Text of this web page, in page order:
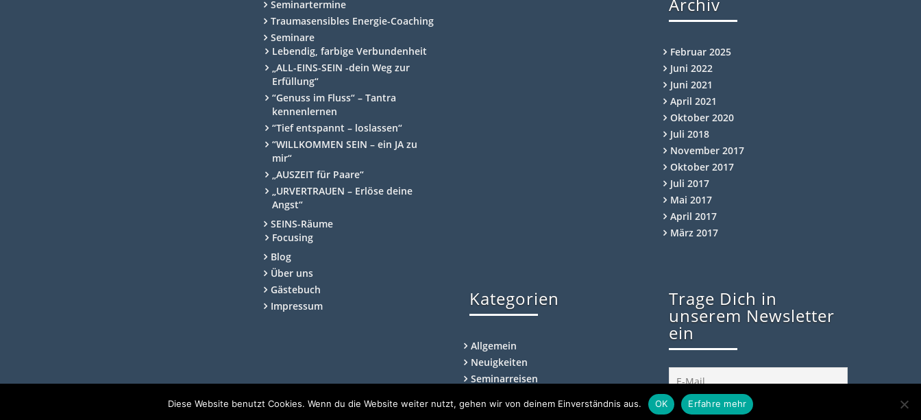
Seminartermine
Traumasensibles Energie-Coaching
Seminare
Lebendig, farbige Verbundenheit
„ALL-EINS-SEIN -dein Weg zur
Erfüllung“
“Genuss im Fluss“ – Tantra
kennenlernen
“Tief entspannt – loslassen“
“WILLKOMMEN SEIN – ein JA zu
mir“
„AUSZEIT für Paare“
„URVERTRAUEN – Erlöse deine
Angst“
SEINS-Räume
Focusing
Blog
Über uns
Gästebuch
Impressum
Februar 2025
Juni 2022
Juni 2021
April 2021
Oktober 2020
Juli 2018
November 2017
Oktober 2017
Juli 2017
Mai 2017
April 2017
März 2017
Kategorien
Allgemein
Neuigkeiten
Seminarreisen
Trage Dich in
unserem Newsletter
ein
Diese Website benutzt Cookies. Wenn du die Website weiter nutzt, gehen wir von deinem Einverständnis aus. OK Erfahre mehr